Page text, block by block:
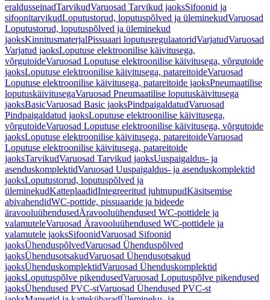
eraldusseinadTarvikudVaruosad Tarvikud jaoksSifoonid ja
sifoonitarvikudLoputustorud, loputuspõlved ja üleminekudVaruosad
Loputustorud, loputuspõlved ja üleminekud
jaoksKinnitusmaterjalPissuaari loputusregulaatoridVarjatudVaruosad
Varjatud jaoksLoputuse elektroonilise käivitusega,
võrgutoideVaruosad Loputuse elektroonilise käivitusega, võrgutoide
jaoksLoputuse elektroonilise käivitusega, patareitoideVaruosad
Loputuse elektroonilise käivitusega, patareitoide jaoksPneumaatilise
loputuskäivitusegaVaruosad Pneumaatilise loputuskäivitusega
jaoksBasicVaruosad Basic jaoksPindpaigaldatudVaruosad
Pindpaigaldatud jaoksLoputuse elektroonilise käivitusega,
võrgutoideVaruosad Loputuse elektroonilise käivitusega, võrgutoide
jaoksLoputuse elektroonilise käivitusega, patareitoideVaruosad
Loputuse elektroonilise käivitusega, patareitoide
jaoksTarvikudVaruosad Tarvikud jaoksUuspaigaldus- ja
asenduskomplektidVaruosad Uuspaigaldus- ja asenduskomplektid
jaoksLoputustorud, loputuspõlved ja
üleminekudKatteplaadidIntegreeritud juhtnupudKäsitsemise
abivahendidWC-pottide, pissuaaride ja bideede
äravooluühendusedÄravooluühendused WC-pottidele ja
valamuteleVaruosad Äravooluühendused WC-pottidele ja
valamutele jaoksSifoonidVaruosad Sifoonid
jaoksÜhenduspõlvedVaruosad Ühenduspõlved
jaoksÜhendusotsakudVaruosad Ühendusotsakud
jaoksÜhenduskomplektidVaruosad Ühenduskomplektid
jaoksLoputuspõlve pikendusedVaruosad Loputuspõlve pikendused
jaoksÜhendused PVC-stVaruosad Ühendused PVC-st